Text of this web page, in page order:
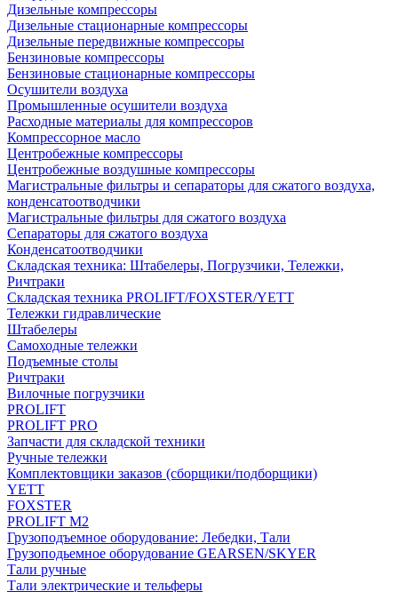
Дизельные компрессоры
Дизельные стационарные компрессоры
Дизельные передвижные компрессоры
Бензиновые компрессоры
Бензиновые стационарные компрессоры
Осушители воздуха
Промышленные осушители воздуха
Расходные материалы для компрессоров
Компрессорное масло
Центробежные компрессоры
Центробежные воздушные компрессоры
Магистральные фильтры и сепараторы для сжатого воздуха,
конденсатоотводчики
Магистральные фильтры для сжатого воздуха
Сепараторы для сжатого воздуха
Конденсатоотводчики
Складская техника: Штабелеры, Погрузчики, Тележки,
Ричтраки
Складская техника PROLIFT/FOXSTER/YETT
Тележки гидравлические
Штабелеры
Самоходные тележки
Подъемные столы
Ричтраки
Вилочные погрузчики
PROLIFT
PROLIFT PRO
Запчасти для складской техники
Ручные тележки
Комплектовщики заказов (сборщики/подборщики)
YETT
FOXSTER
PROLIFT M2
Грузоподъемное оборудование: Лебедки, Тали
Грузоподьемное оборудование GEARSEN/SKYER
Тали ручные
Тали электрические и тельферы